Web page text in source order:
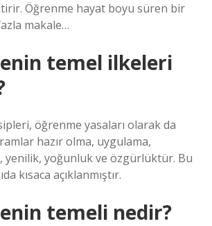
Öğrenme hayat boyu süren bir
makale…
temel ilkeleri
öğrenme yasaları olarak da
hazır olma, uygulama,
yenilik, yoğunluk ve özgürlüktür. Bu
kısaca açıklanmıştır.
temeli nedir?